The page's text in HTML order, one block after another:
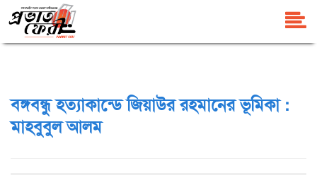
বঙ্গবন্ধু হত্যাকান্ডে জিয়াউর রহমানের ভূমিকা :
মাহবুবুল আলম